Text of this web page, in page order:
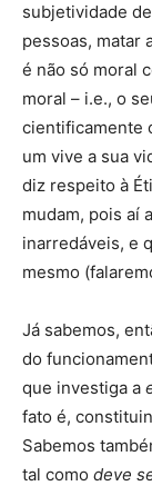
subjetividade
pessoas, matar
é não só moral
moral – i.e., o
cientificamente
um vive a sua
diz respeito à
mudam, pois aí
inarredáveis, e
mesmo
Já sabemos,
do
que investiga a
fato é,
Sabemos
tal como deve